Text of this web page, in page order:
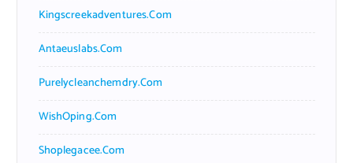
Kingscreekadventures.com
Antaeuslabs.com
Purelycleanchemdry.com
WishOping.com
Shoplegacee.com